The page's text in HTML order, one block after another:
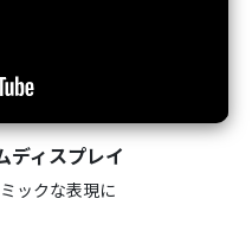
ディスプレイ
ックな表現に